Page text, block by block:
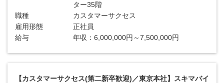
ター35階
職種
カスタマーサクセス
雇用形態
正社員
給与
年収：6,000,000円～7,500,000円
【カスタマーサクセス(第二新卒歓迎)／東京本社】スキマバイ